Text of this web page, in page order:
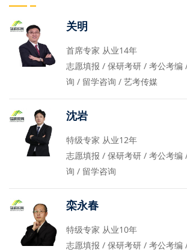
关明
首席专家 从业14年
志愿填报 / 保研考研 / 考公考编
询 / 留学咨询 / 艺考传媒
沈岩
特级专家 从业12年
志愿填报 / 保研考研 / 考公考编
询 / 留学咨询
栾永春
特级专家 从业10年
志愿填报 / 保研考研 / 考公考编